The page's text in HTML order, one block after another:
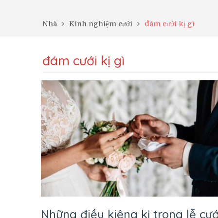
Nhà Kinh nghiệm cưới đám cưới kị gì
đám cưới kị gì
Những điều kiêng kị trong lễ